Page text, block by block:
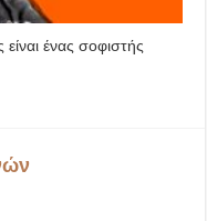
ένας σοφιστής